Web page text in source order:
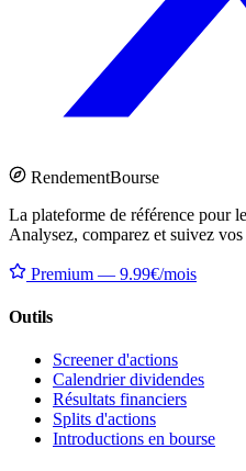
RendementBourse
La plateforme de référence pour
Analysez, comparez et suivez
Premium — 9.99€/mois
Outils
Screener d'actions
Calendrier dividendes
Résultats financiers
Splits d'actions
Introductions en bourse